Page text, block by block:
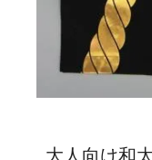
大人向け和